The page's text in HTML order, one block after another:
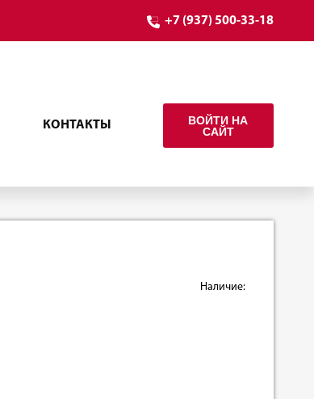
+7 (937) 500-33-18
КОНТАКТЫ
ВОЙТИ НА
САЙТ
Наличие: